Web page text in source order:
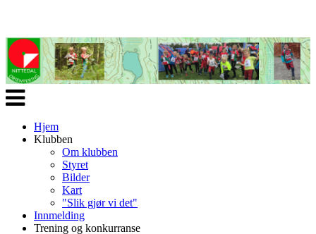
Veksle
navigasjon
Hjem
Klubben
Om klubben
Styret
Bilder
Kart
"Slik gjør vi det"
Innmelding
Trening og konkurranse